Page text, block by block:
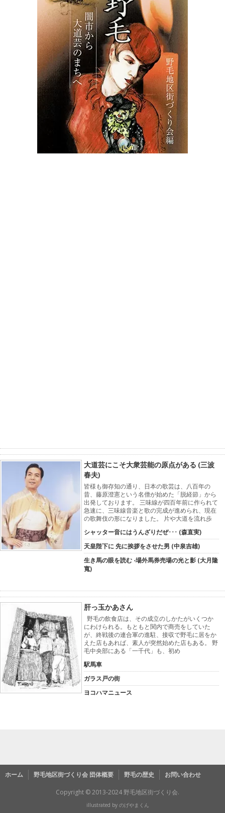
大道芸にこそ大衆芸能の原点がある (三波
春夫)
皆様も御存知の通り、日本の歌芸は、八百年の
昔、藤原澄憲という名僧が始めた「脱経節」から
出発しております。 三味線が四百年前に作られて
急速に、三味線音楽と歌の完成が進められ、現在
の歌舞伎の形になりました。 片や大道を流れ歩
シャッター音にはうんざりだぜ･･･ (森直実)
天皇陛下に 先に挨拶をさせた男 (中泉吉雄)
生き馬の眼を読む -場外馬券売場の光と影 (大月隆
寬)
肝っ玉かあさん
野毛の飲食店は、その成立のしかたがいくつか
にわけられる。もともと関内で商売をしていた
が、終戦後の連合軍の進駐、接収で野毛に居をか
えた店もあれば、素人が突然始めた店もある。 野
毛中央部にある「一千代」も、初め
駅馬車
ガラス戸の街
ヨコハマニュース
ホーム 野毛地区街づくり会 団体概要 野毛の歴史 お問い合わせ
Copyright © 2013-2024 野毛地区街づくり会.
illustrated by のげやまくん